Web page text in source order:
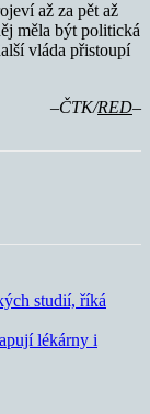
až za pět až
měla být politická
vláda přistoupí
–ČTK/RED–
studií, říká
lékárny i